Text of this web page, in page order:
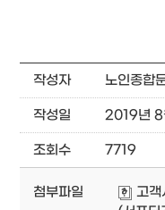
작성자 노인종합
작성일 2019년
조회수 7719
첨부파일
고객